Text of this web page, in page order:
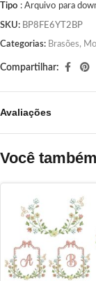
Tipo : Arquivo para
SKU: BP8FE6YT2BP
Categorias: Brasões,
Compartilhar:
Avaliações
Você